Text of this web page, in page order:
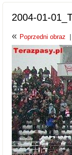
2004-01-
« Poprzedni obraz